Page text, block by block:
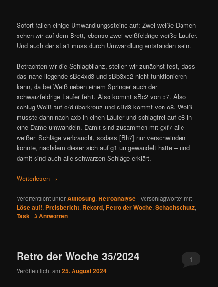
Sofort fallen einige Umwandlungssteine auf: Zwei weiße Damen
sehen wir auf dem Brett, ebenso zwei weißfeldrige weiße Läufer.
Und auch der sLa1 muss durch Umwandlung entstanden sein.
Betrachten wir die Schlagbilanz, stellen wir zunächst fest, dass
das nahe liegende sBc4xd3 und sBb3xc2 nicht funktionieren
kann, da bei Weiß neben einem Springer auch der
schwarzfeldrige Läufer fehlt. Also kommt sBc2 von c7. Also
schlug Weiß auf c/d überkreuz und sBd3 kommt von e8. Weiß
musste dann nach axb in einen Läufer und schlagfrei auf e8 in
eine Dame umwandeln. Damit sind zusammen mit gxf7 alle
weißen Schläge verbraucht, sodass [Bh7] nur verschwinden
konnte, nachdem dieser sich auf g1 umgewandelt hatte – und
damit sind auch alle schwarzen Schläge erklärt.
Weiterlesen →
Veröffentlicht unterAuflösung, Retroanalyse |Verschlagwortet mit
Löse auf!, Preisbericht, Rekord, Retro der Woche,Schachschutz,
Task |3Antworten
Retro der Woche 35/2024
Veröffentlicht am25. August 2024
1